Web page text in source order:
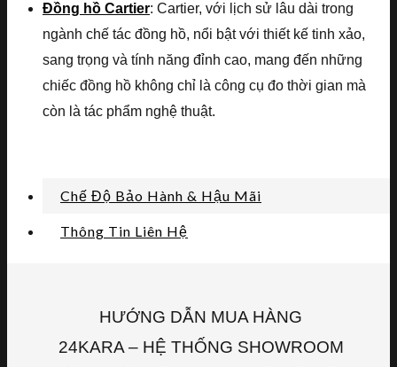
Đồng hồ Cartier: Cartier, với lịch sử lâu dài trong
ngành chế tác đồng hồ, nổi bật với thiết kế tinh xảo,
sang trọng và tính năng đỉnh cao, mang đến những
chiếc đồng hồ không chỉ là công cụ đo thời gian mà
còn là tác phẩm nghệ thuật.
Chế Độ Bảo Hành & Hậu Mãi
Thông Tin Liên Hệ
HƯỚNG DẪN MUA HÀNG
24KARA – HỆ THỐNG SHOWROOM